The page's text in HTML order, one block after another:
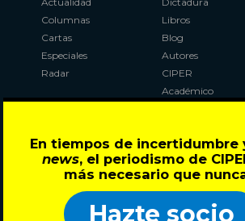
En tiempos de incertidumbre
news, el periodismo de
más necesario que
Hazte socio
Columnas
Cartas
Especiales
Radar
Libros
Blog
Autores
CIPER
Académico
Al Plebiscito
con CIPER